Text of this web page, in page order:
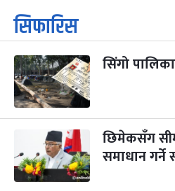
१
आइत
कार्तिक सङ्क्रान्ति
कार्तिक १, २०८३
३
मंगल
महानवमी
कार्तिक ३, २०८३
४
कार्तिक ४, २०८३ -Oct 21, 2026
५
बिहि
पापा‌ङ्कुशा एकादशी व्रत
कार्तिक ५, २०८३
सिफारिस
सिंगो
छिमेकसँग
समाधान गर्ने